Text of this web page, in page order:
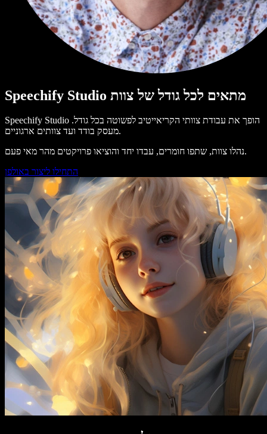
Speechify Studio מתאים לכל גודל של צוות
Speechify Studio הופך את עבודת צוותי הקריאייטיב לפשוטה בכל גודל.
מעסק בודד ועד צוותים ארגוניים.
נהלו צוות, שתפו חומרים, עבדו יחד והוציאו פרויקטים מהר מאי פעם.
התחילו ליצור באולפן